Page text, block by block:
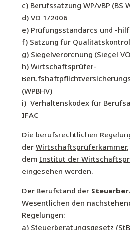
c) Berufssatzung WP/vBP (BS
d) VO 1/2006
e) Prüfungsstandards und -
f) Satzung für
g) Siegelverordnung (Siegel
h) Wirtschaftsprüfer-
(WPBHV)
i) Verhaltenskodex für
IFAC
Die berufsrechtlichen
der Wirtschaftsprüferkammer
dem Institut der
eingesehen werden.
Der Berufstand der
Wesentlichen den
Regelungen:
a) Steuerberatungsgesetz